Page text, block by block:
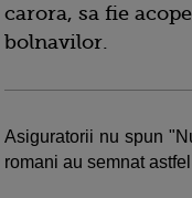
carora, sa fie
bolnavilor.
Asiguratorii nu spun
romani au semnat